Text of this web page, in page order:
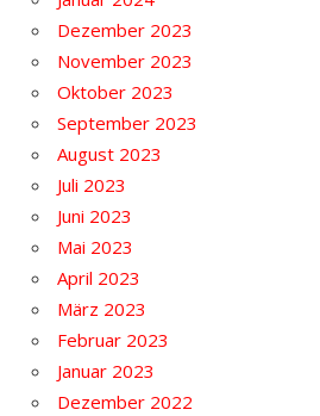
Dezember 2023
November 2023
Oktober 2023
September 2023
August 2023
Juli 2023
Juni 2023
Mai 2023
April 2023
März 2023
Februar 2023
Januar 2023
Dezember 2022